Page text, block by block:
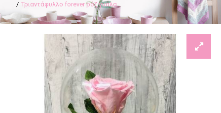
Τριαντάφυλλο forever ρόζ γυάλα